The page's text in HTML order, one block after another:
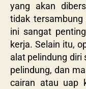
yang akan
tidak
ini sangat
kerja. Selain itu,
alat pelindung diri
pelindung, dan
cairan atau uap